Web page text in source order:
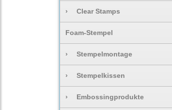
› Clear Stamps
Foam-Stempel
› Stempelmontage
› Stempelkissen
› Embossingprodukte